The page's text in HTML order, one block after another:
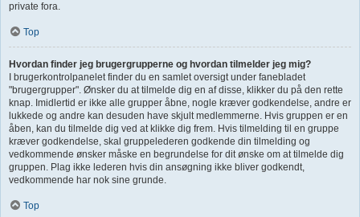
private fora.
Top
Hvordan finder jeg brugergrupperne og hvordan tilmelder jeg mig?
I brugerkontrolpanelet finder du en samlet oversigt under fanebladet
"brugergrupper". Ønsker du at tilmelde dig en af disse, klikker du på den rette
knap. Imidlertid er ikke alle grupper åbne, nogle kræver godkendelse, andre er
lukkede og andre kan desuden have skjult medlemmerne. Hvis gruppen er en
åben, kan du tilmelde dig ved at klikke dig frem. Hvis tilmelding til en gruppe
kræver godkendelse, skal gruppelederen godkende din tilmelding og
vedkommende ønsker måske en begrundelse for dit ønske om at tilmelde dig
gruppen. Plag ikke lederen hvis din ansøgning ikke bliver godkendt,
vedkommende har nok sine grunde.
Top